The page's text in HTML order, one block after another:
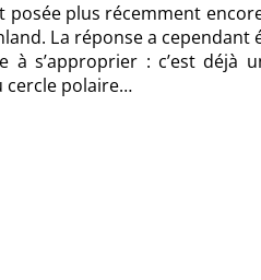
plus récemment
La réponse a cependant
à s’approprier : c’est
cercle polaire…